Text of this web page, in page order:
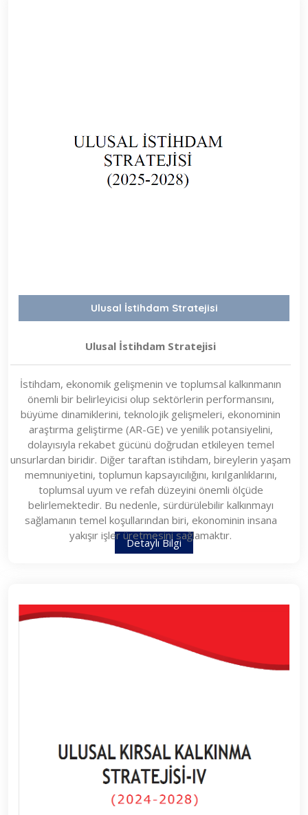
Ulusal İstihdam Stratejisi
Ulusal İstihdam Stratejisi
İstihdam, ekonomik gelişmenin ve toplumsal kalkınmanın
önemli bir belirleyicisi olup sektörlerin performansını,
büyüme dinamiklerini, teknolojik gelişmeleri, ekonominin
araştırma geliştirme (AR-GE) ve yenilik potansiyelini,
dolayısıyla rekabet gücünü doğrudan etkileyen temel
unsurlardan biridir. Diğer taraftan istihdam, bireylerin yaşam
memnuniyetini, toplumun kapsayıcılığını, kırılganlıklarını,
toplumsal uyum ve refah düzeyini önemli ölçüde
belirlemektedir. Bu nedenle, sürdürülebilir kalkınmayı
sağlamanın temel koşullarından biri, ekonominin insana
yakışır işler üretmesini sağlamaktır.
Detaylı Bilgi